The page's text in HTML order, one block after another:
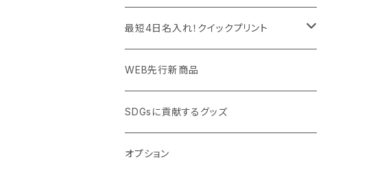
PC周辺グッズ
測定・測量用品
加湿器・オゾン発生器
ウイルス対策消耗品
ウイルス対策備品
ボトル・タンブラー
ポーチ・巾着
タオル・ブランケット
その他雑貨品
ご当地グッズ・オリジナルお土産品
フルカラー印刷ノベルティ
予算消化・備品におすすめグッズ
展示会・説明会ノベルティ
最短4日名入れ！クイックプリント
クイック印刷対応トートバッグ・エコバッグ
クイック印刷対応ポーチ・巾着
クイック印刷対応ボトル
WEB先行新商品
SDGsに貢献するグッズ
オプション